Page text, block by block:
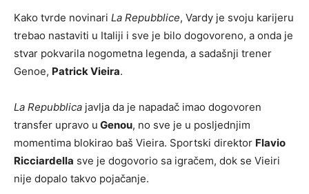
Kako tvrde novinari La Repubblice, Vardy je svoju karijeru
trebao nastaviti u Italiji i sve je bilo dogovoreno, a onda je
stvar pokvarila nogometna legenda, a sadašnji trener
Genoe, Patrick Vieira.
La Repubblica javlja da je napadač imao dogovoren
transfer upravo u Genou, no sve je u posljednjim
momentima blokirao baš Vieira. Sportski direktor Flavio
Ricciardella sve je dogovorio sa igračem, dok se Vieiri
nije dopalo takvo pojačanje.